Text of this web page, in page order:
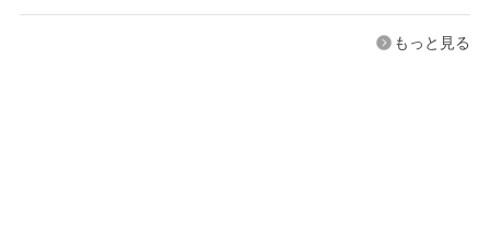
もっと見る